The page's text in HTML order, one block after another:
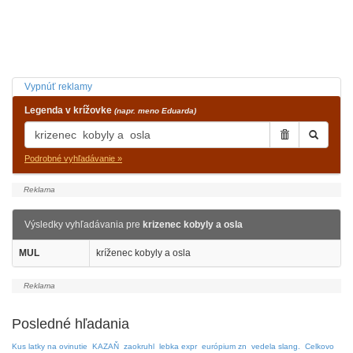
Vypnúť reklamy
Legenda v krížovke (napr. meno Eduarda)
Podrobné vyhľadávanie »
Výsledky vyhľadávania pre krizenec kobyly a osla
MUL kríženec kobyly a osla
Posledné hľadania
Kus latky na ovinutie KAZAŇ zaokruhl lebka expr európium zn vedela slang. Celkovo